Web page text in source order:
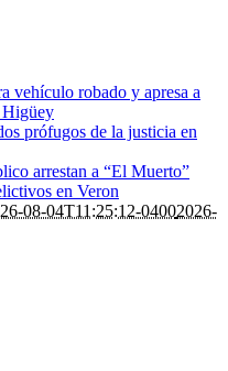
vehículo robado y apresa a
Higüey
prófugos de la justicia en
arrestan a “El Muerto”
en Veron
08-04T11:25:12-04002026-